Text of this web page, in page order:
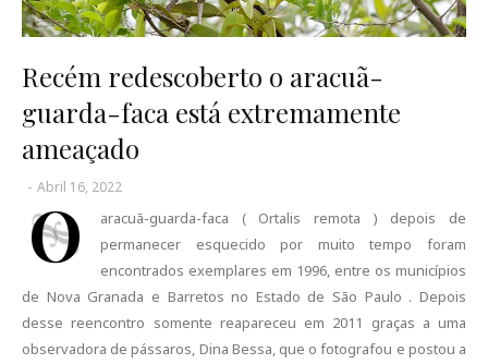
Recém redescoberto o aracuã-
guarda-faca está extremamente
ameaçado
- Abril 16, 2022
O
aracuã-guarda-faca ( Ortalis remota ) depois de
permanecer esquecido por muito tempo foram
encontrados exemplares em 1996, entre os municípios
de Nova Granada e Barretos no Estado de São Paulo . Depois
desse reencontro somente reapareceu em 2011 graças a uma
observadora de pássaros, Dina Bessa, que o fotografou e postou a